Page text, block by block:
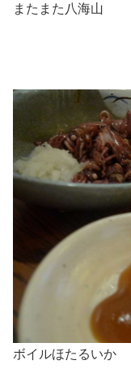
またまた八海山
ボイルほたるいか